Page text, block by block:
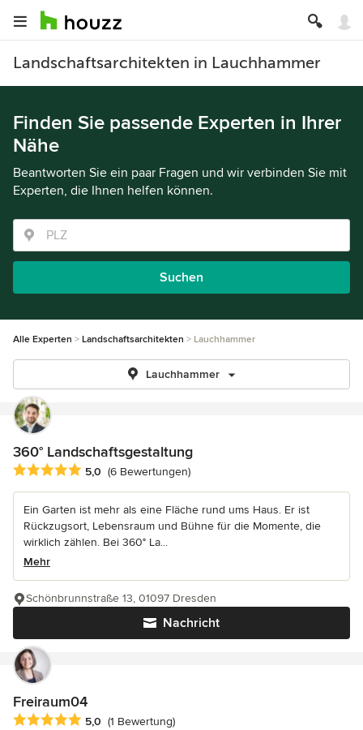
Landschaftsarchitekten in Lauchhammer
Finden Sie passende Experten in Ihrer
Nähe
Beantworten Sie ein paar Fragen und wir verbinden Sie mit
Experten, die Ihnen helfen können.
Suchen
Alle Experten Landschaftsarchitekten Lauchhammer
Lauchhammer
360° Landschaftsgestaltung
Durchschnittliche Bewertung: 5 von 5 Sternen
5,0 (6 Bewertungen)
Ein Garten ist mehr als eine Fläche rund ums Haus. Er ist
Rückzugsort, Lebensraum und Bühne für die Momente, die
wirklich zählen. Bei 360° La...
Mehr
Nachricht
Schönbrunnstraße 13, 01097 Dresden
Freiraum04
Durchschnittliche Bewertung: 5 von 5 Sternen
5,0 (1 Bewertung)